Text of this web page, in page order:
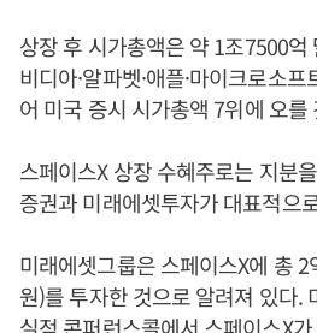
상장 후 시가총액은 약 1조7500
비디아·알파벳·애플·마이크로소프
어 미국 증시 시가총액 7위에 오를
스페이스X 상장 수혜주로는 지분
증권과 미래에셋투자가 대표적으
미래에셋그룹은 스페이스X에 총
원)를 투자한 것으로 알려져 있다.